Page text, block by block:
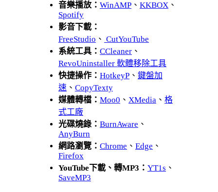
音樂播放： WinAMP 、 KKBOX 、
Spotify
影音下載：
FreeStudio 、 CutYouTube
系統工具： CCleaner 、
RevoUninstaller 軟體移除工具
快捷操作： HotkeyP 、 鍵盤加
速 、 CopyTexty
媒體轉檔： Moo0 、 XMedia 、 格
式工廠
光碟燒錄： BurnAware 、
AnyBurn
網路瀏覽： Chrome 、 Edge 、
Firefox
YouTube下載、轉MP3： YT1s 、
SaveMP3